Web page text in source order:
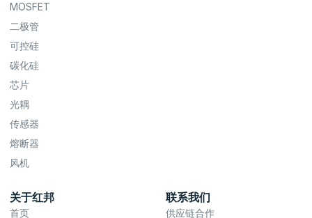
MOSFET
二极管
可控硅
碳化硅
芯片
光耦
传感器
熔断器
风机
关于红邦
首页
联系我们
供应链合作